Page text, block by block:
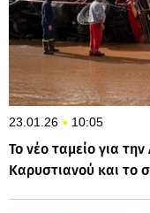
23.01.26 10:05
Το νέο ταμείο για
Καρυστιανού και το